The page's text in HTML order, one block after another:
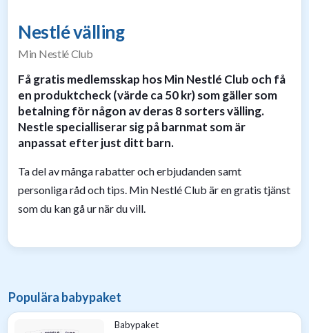
Nestlé välling
Min Nestlé Club
Få gratis medlemsskap hos Min Nestlé Club och få
en produktcheck (värde ca 50 kr) som gäller som
betalning för någon av deras 8 sorters välling.
Nestle specialliserar sig på barnmat som är
anpassat efter just ditt barn.
Ta del av många rabatter och erbjudanden samt
personliga råd och tips. Min Nestlé Club är en gratis tjänst
som du kan gå ur när du vill.
Populära babypaket
Babypaket